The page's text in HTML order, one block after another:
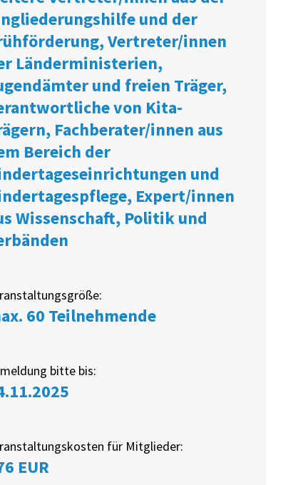
und der
Vertreter/innen
Länderministerien,
und freien Träger,
von Kita-
Fachberater/innen aus
Bereich der
und
Expert/innen
Wissenschaft, Politik und
60 Teilnehmende
bitte bis:
für Mitglieder:
EUR